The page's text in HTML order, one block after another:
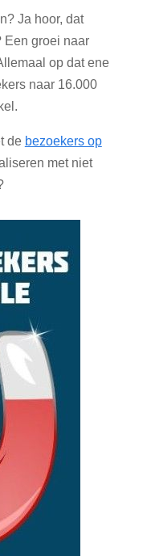
Ja hoor, dat
Een groei naar
op dat ene
naar 16.000
de bezoekers op
met niet